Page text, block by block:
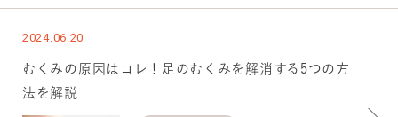
2024.06.20
むくみの原因はコレ！足のむくみを解消する5つの方
法を解説